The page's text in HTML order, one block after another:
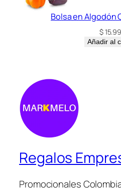
Bolsa en Algodón
$
Añadir al
Regalos
Promocionales